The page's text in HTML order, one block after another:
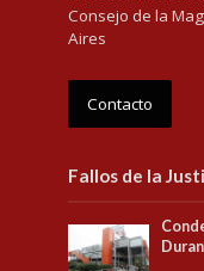
Consejo de la
Aires
Contacto
Fallos de la